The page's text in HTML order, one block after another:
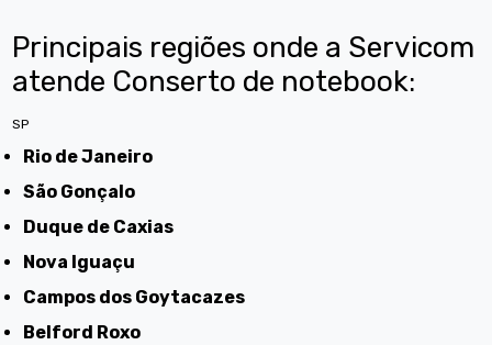
Principais regiões onde a Servicom
atende Conserto de notebook:
SP
Rio de Janeiro
São Gonçalo
Duque de Caxias
Nova Iguaçu
Campos dos Goytacazes
Belford Roxo